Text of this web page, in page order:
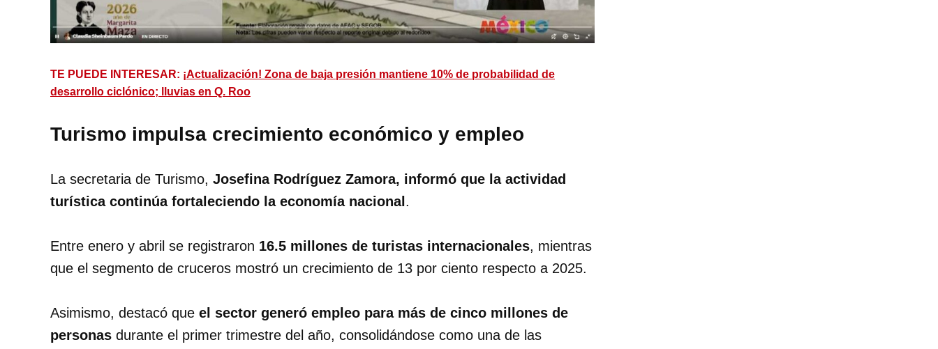
TE PUEDE INTERESAR: ¡Actualización! Zona de baja presión mantiene 10% de probabilidad de
desarrollo ciclónico; lluvias en Q. Roo
Turismo impulsa crecimiento económico y empleo
La secretaria de Turismo, Josefina Rodríguez Zamora, informó que la actividad
turística continúa fortaleciendo la economía nacional .
Entre enero y abril se registraron 16.5 millones de turistas internacionales, mientras
que el segmento de cruceros mostró un crecimiento de 13 por ciento respecto a 2025.
Asimismo, destacó que el sector generó empleo para más de cinco millones de
personas durante el primer trimestre del año, consolidándose como una de las